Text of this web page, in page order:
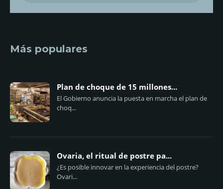
Más populares
Plan de choque de 15 millones...
El Gobierno anuncia la puesta en marcha el plan de
choq...
Ovaria, el ritual de postre pa...
¿Es posible innovar en la experiencia del postre?
Ovari...